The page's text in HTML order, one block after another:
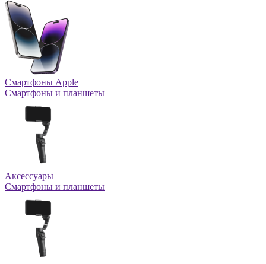
Смартфоны Apple
Смартфоны и планшеты
Аксессуары
Смартфоны и планшеты